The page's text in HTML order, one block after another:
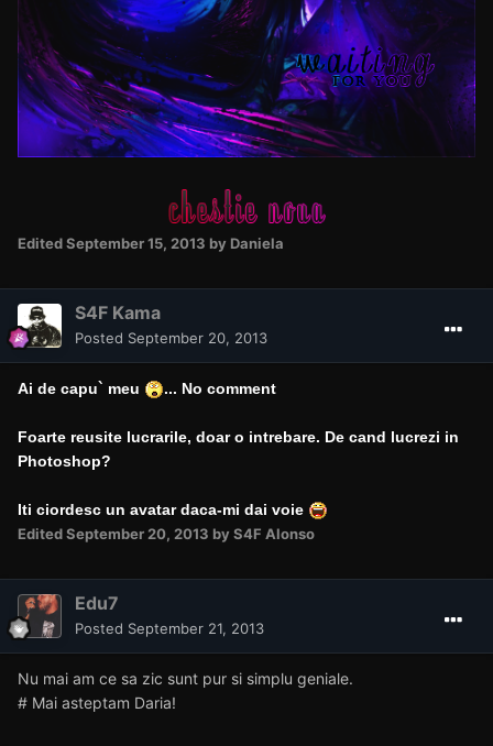
S4F Kama
Ai de capu` meu ... No comment
Foarte reusite lucrarile, doar o intrebare. De cand lucrezi in
Photoshop?